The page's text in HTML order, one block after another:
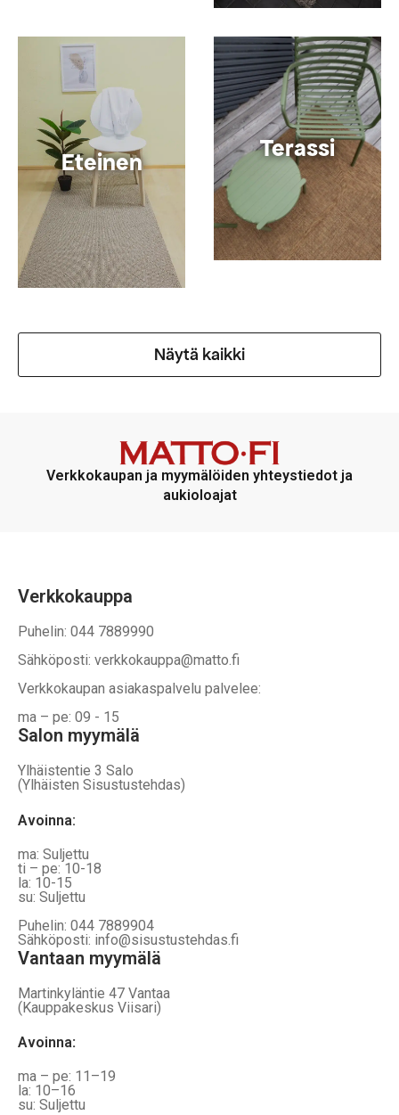
Eteinen Terassi
Näytä kaikki
Verkkokaupan ja myymälöiden yhteystiedot ja
aukioloajat
Verkkokauppa
Puhelin: 044 7889990
Sähköposti: verkkokauppa@matto.fi
Verkkokaupan asiakaspalvelu palvelee:
ma – pe: 09 - 15
Salon myymälä
Ylhäistentie 3 Salo
(Ylhäisten Sisustustehdas)
Avoinna:
ma: Suljettu
ti – pe: 10-18
la: 10-15
su: Suljettu
Puhelin: 044 7889904
Sähköposti: info@sisustustehdas.fi
Vantaan myymälä
Martinkyläntie 47 Vantaa
(Kauppakeskus Viisari)
Avoinna:
ma – pe: 11–19
la: 10–16
su: Suljettu